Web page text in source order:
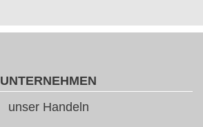
UNTERNEHMEN
unser Handeln